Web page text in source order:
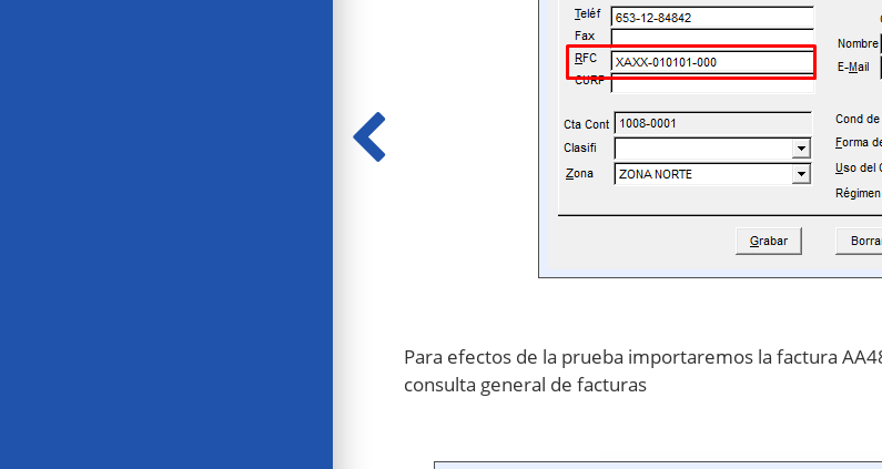
Para efectos de la prueba importaremos la factura
consulta general de facturas